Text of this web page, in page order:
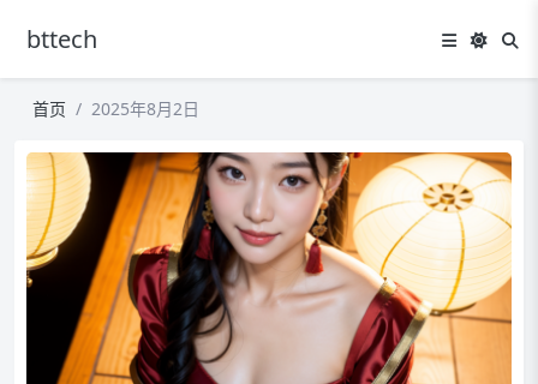
bttech
首页 2025年8月2日